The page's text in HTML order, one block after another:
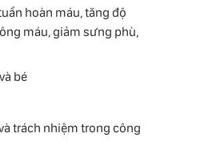
hoàn máu, tăng độ
máu, giảm sưng phù,
bé
trách nhiệm trong công